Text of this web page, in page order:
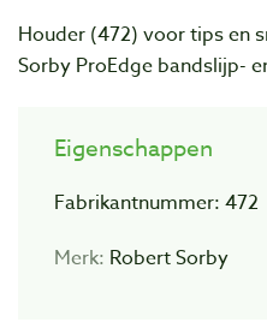
Houder (472) voor tips en
Sorby ProEdge bandslijp-
Eigenschappen
Fabrikantnummer: 472
Merk: Robert Sorby